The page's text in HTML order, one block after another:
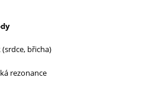
břicha)
rezonance